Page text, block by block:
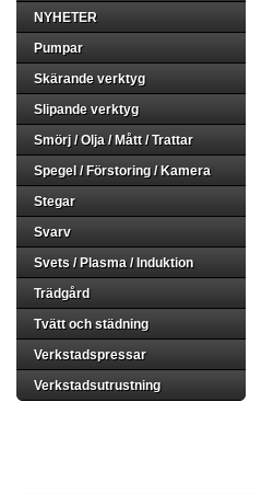
NYHETER
Pumpar
Skärande verktyg
Slipande verktyg
Smörj / Olja / Mått / Trattar
Spegel / Förstoring / Kamera
Stegar
Svarv
Svets / Plasma / Induktion
Trädgård
Tvätt och städning
Verkstadspressar
Verkstadsutrustning